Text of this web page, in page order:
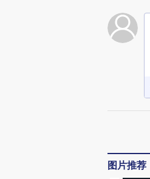
图片推荐